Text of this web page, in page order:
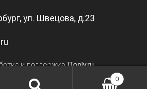
ул. Швецова, д.23
и поддержкаITonly.ru
0